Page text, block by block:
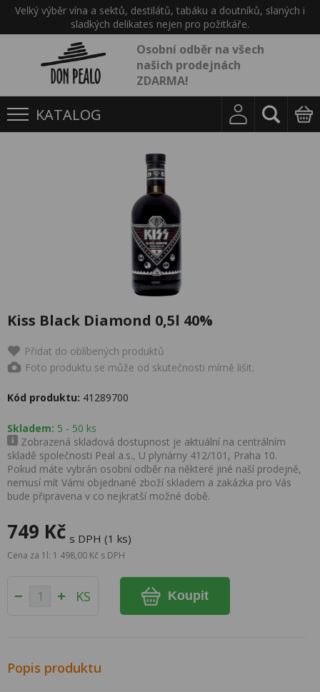
Velký výběr vína a sektů, destilátů, tabáku a doutníků, slaných i
sladkých delikates nejen pro požitkáře.
Osobní odběr na všech
našich prodejnách
ZDARMA!
KATALOG
Kiss Black Diamond 0,5l 40%
Přidat do oblíbených produktů
Foto produktu se může od skutečnosti mírně lišit.
Kód produktu: 41289700
Skladem: 5 - 50 ks
Zobrazená skladová dostupnost je aktuální na centrálním
skladě společnosti Peal a.s., U plynárny 412/101, Praha 10.
Pokud máte vybrán osobní odběr na některé jiné naší prodejně,
nemusí mít Vámi objednané zboží skladem a zakázka pro Vás
bude připravena v co nejkratší možné době.
749 Kč s DPH (1 ks)
Cena za 1l: 1 498,00 Kč s DPH
KS Koupit
Popis produktu